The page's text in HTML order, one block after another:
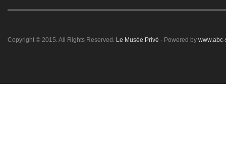
Copyright © 2015. All Rights Reserved. Le Musée Privé - Powered by